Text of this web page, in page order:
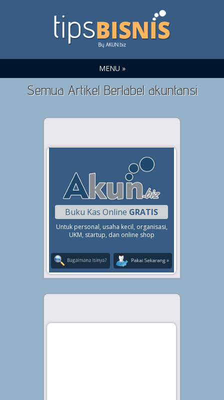
MENU »
Semua Artikel Berlabel akuntansi
Buku Kas Online GRATIS
Untuk personal, usaha kecil, organisasi,
UKM, startup, dan online shop